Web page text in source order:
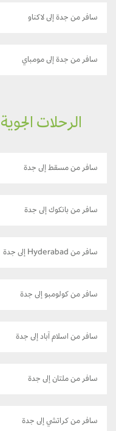
سافر من جدة إلى لاكناو
سافر من جدة إلى مومباي
الرحلات
سافر من مسقط إلى جدة
سافر من بانكوك إلى جدة
سافر من Hyderabad إلى جدة
سافر من كولومبو إلى جدة
سافر من اسلام آباد إلى جدة
سافر من ملتان إلى جدة
سافر من كراتشي إلى جدة